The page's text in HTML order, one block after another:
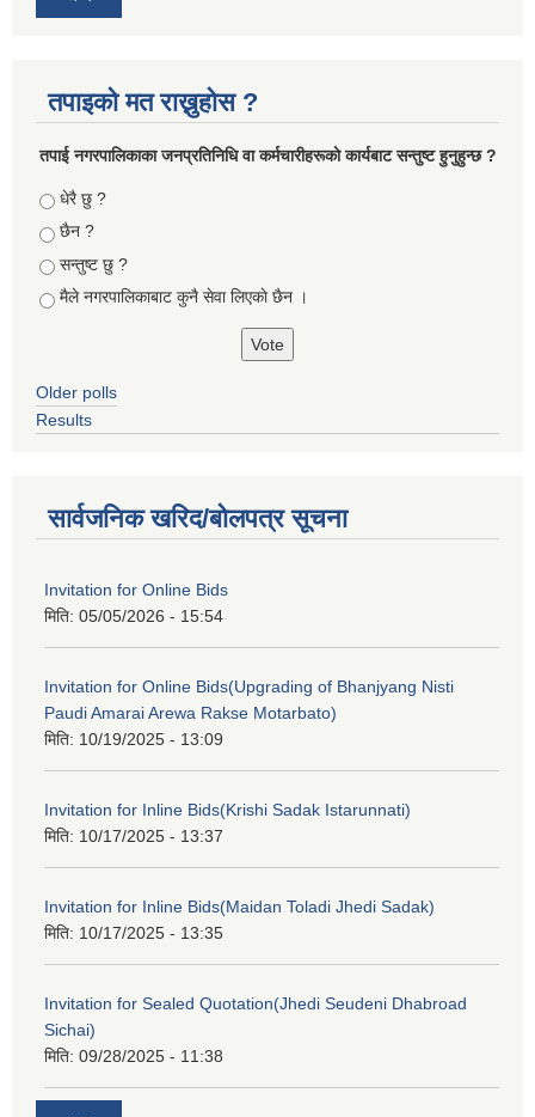
तपाइको मत राख्नुहोस ?
तपा‌ई नगरपालिकाका जनप्रतिनिधि वा कर्मचारीहरूकाे कार्यबाट सन्तुष्ट हुनुहुन्छ ?
Choices
धेरै छु ?
छैन ?
सन्तुष्ट छु ?
मैले नगरपालिकाबाट कुनै सेवा लिएकाे छैन ।
Older polls
Results
सार्वजनिक खरिद/बोलपत्र सूचना
Invitation for Online Bids
मिति: 05/05/2026 - 15:54
Invitation for Online Bids(Upgrading of Bhanjyang Nisti
Paudi Amarai Arewa Rakse Motarbato)
मिति: 10/19/2025 - 13:09
Invitation for Inline Bids(Krishi Sadak Istarunnati)
मिति: 10/17/2025 - 13:37
Invitation for Inline Bids(Maidan Toladi Jhedi Sadak)
मिति: 10/17/2025 - 13:35
Invitation for Sealed Quotation(Jhedi Seudeni Dhabroad
Sichai)
मिति: 09/28/2025 - 11:38